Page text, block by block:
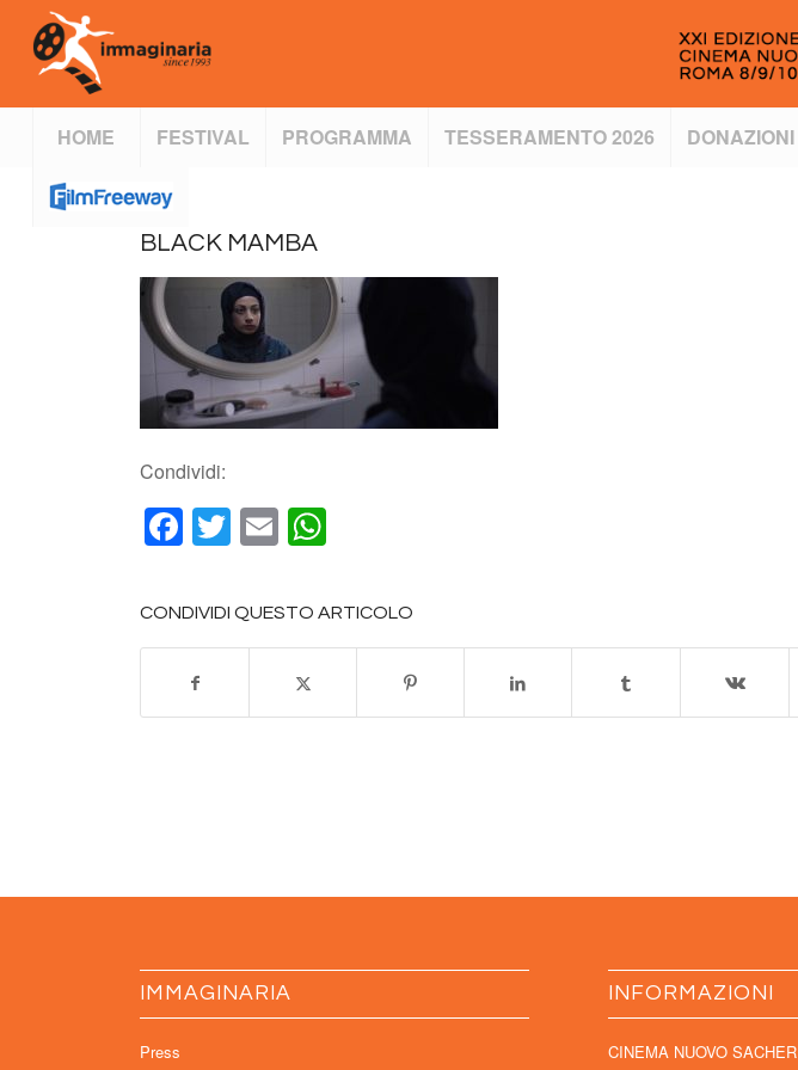
HOME FESTIVAL PROGRAMMA TESSERAMENTO 2026 DONAZIONI
BLACK MAMBA
Condividi:
Facebook
Twitter
Email
CONDIVIDI QUESTO ARTICOLO
IMMAGINARIA
Press
INFORMAZIONI
CINEMA NUOVO SACHER